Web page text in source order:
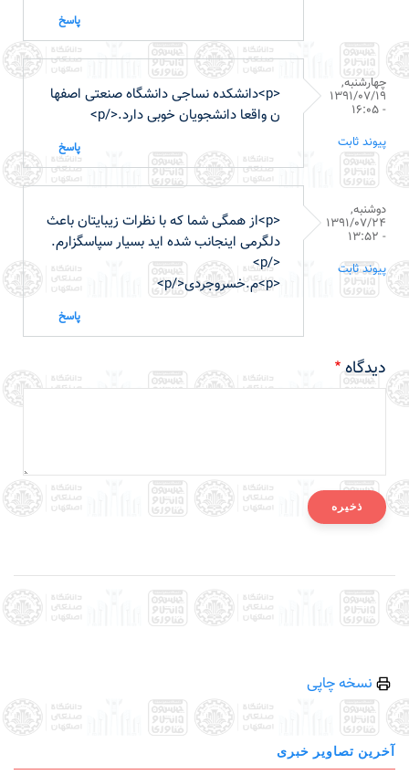
پاسخ
چهارشنبه,
1391/07/19
- 16:05
پیوند ثابت
<p>دانشکده نساجی دانشگاه صنعتی اصفها
ن واقعا دانشجویان خوبی دارد.</p>
پاسخ
دوشنبه,
1391/07/24
- 13:52
پیوند ثابت
<p>از همگی شما که با نظرات زیبایتان باعث
دلگرمی اینجانب شده اید بسیار سپاسگزارم.
</p>
<p>م.خسروجردی</p>
پاسخ
دیدگاه
نسخه چاپی
آخرین تصاویر خبری